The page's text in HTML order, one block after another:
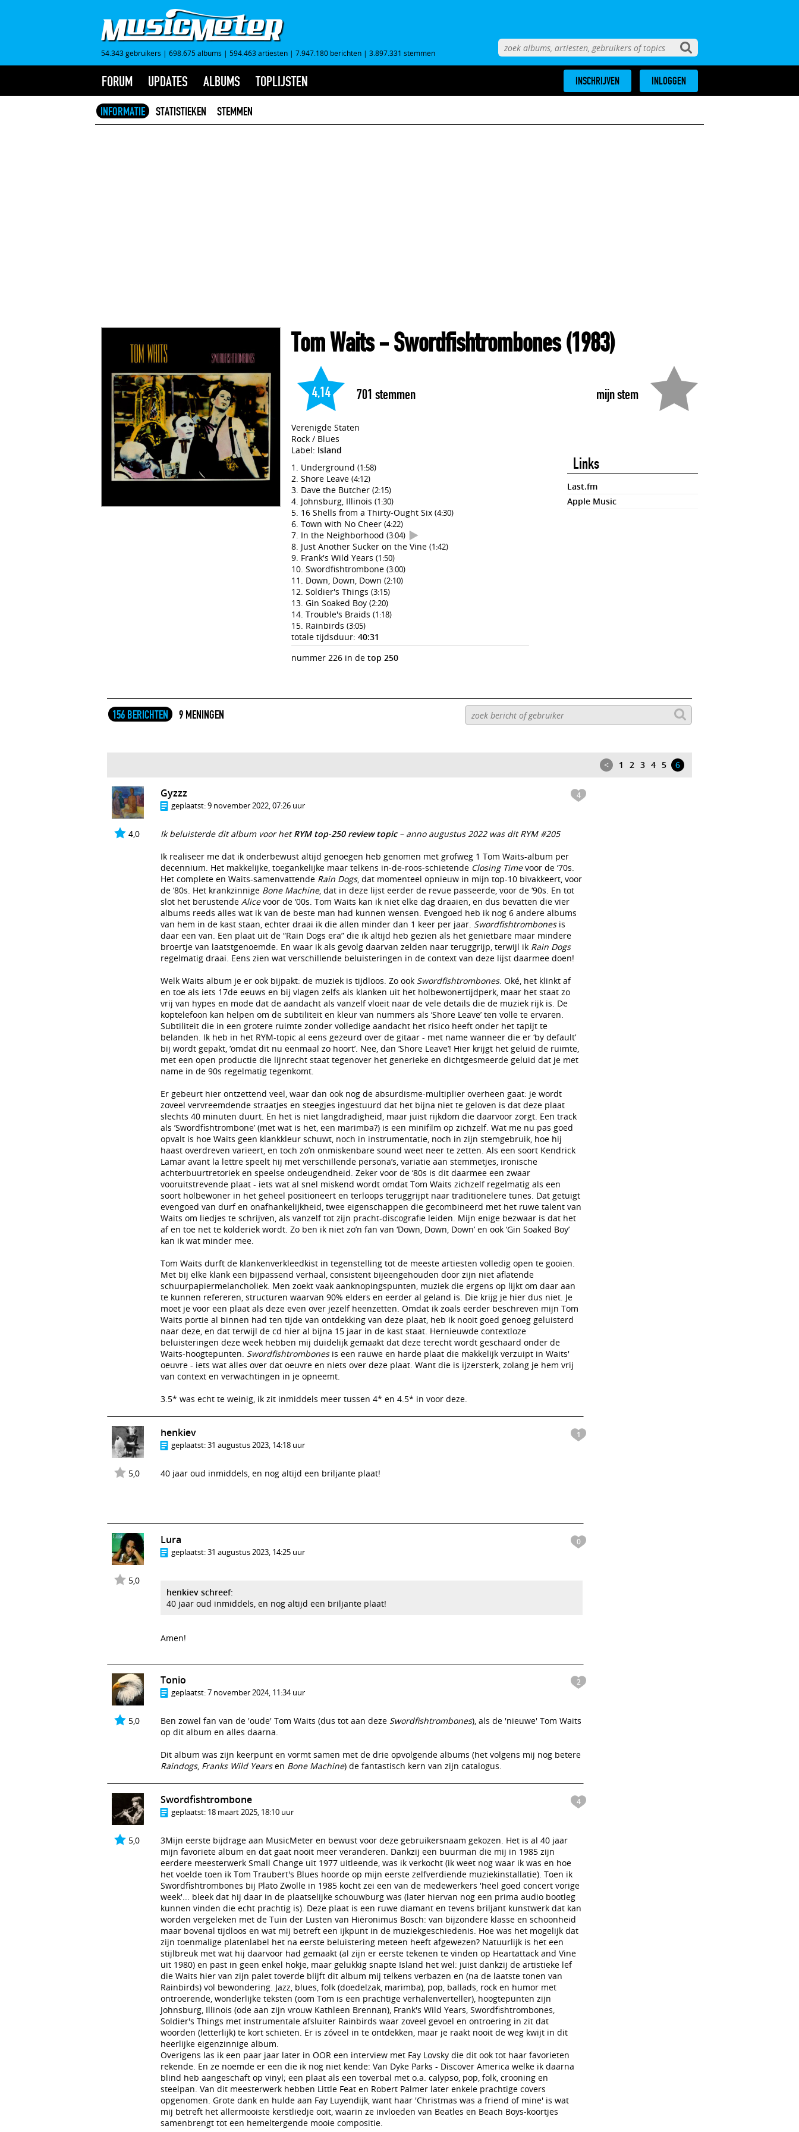
54.343 gebruikers | 698.675 albums | 594.463 artiesten | 7.947.180 berichten | 3.897.331 stemmen
FORUM UPDATES ALBUMS TOPLIJSTEN INSCHRIJVEN INLOGGEN
INFORMATIE STATISTIEKEN STEMMEN
Tom Waits- Swordfishtrombones(1983)
mijn stem
4,14 701 stemmen
Verenigde Staten
Rock / Blues
Label: Island
Underground (1:58)
Shore Leave (4:12)
Dave the Butcher (2:15)
Johnsburg, Illinois (1:30)
16 Shells from a Thirty-Ought Six (4:30)
Town with No Cheer (4:22)
In the Neighborhood (3:04)
Just Another Sucker on the Vine (1:42)
Frank's Wild Years (1:50)
Swordfishtrombone (3:00)
Down, Down, Down (2:10)
Soldier's Things (3:15)
Gin Soaked Boy (2:20)
Trouble's Braids (1:18)
Rainbirds (3:05)
totale tijdsduur: 40:31
nummer 226 in de top 250
Links
Last.fm
Apple Music
156 BERICHTEN 9 MENINGEN
< 1 2 3 4 5 6
4,0
4
Gyzzz
geplaatst:9 november 2022, 07:26 uur
Ik beluisterde dit album voor hetRYM top-250 review topic– anno augustus 2022 was dit RYM #205
Ik realiseer me dat ik onderbewust altijd genoegen heb genomen met grofweg 1 Tom Waits-album per
decennium. Het makkelijke, toegankelijke maar telkens in-de-roos-schietende Closing Timevoor de ‘70s.
Het complete en Waits-samenvattende Rain Dogs, dat momenteel opnieuw in mijn top-10 bivakkeert, voor
de ‘80s. Het krankzinnige Bone Machine, dat in deze lijst eerder de revue passeerde, voor de ‘90s. En tot
slot het berustende Alicevoor de ‘00s. Tom Waits kan ik niet elke dag draaien, en dus bevatten die vier
albums reeds alles wat ik van de beste man had kunnen wensen. Evengoed heb ik nog 6 andere albums
van hem in de kast staan, echter draai ik die allen minder dan 1 keer per jaar. Swordfishtrombonesis
daar een van. Een plaat uit de “Rain Dogs era” die ik altijd heb gezien als het genietbare maar mindere
broertje van laatstgenoemde. En waar ik als gevolg daarvan zelden naar teruggrijp, terwijl ik Rain Dogs
regelmatig draai. Eens zien wat verschillende beluisteringen in de context van deze lijst daarmee doen!
Welk Waits album je er ook bijpakt: de muziek is tijdloos. Zo ook Swordfishtrombones. Oké, het klinkt af
en toe als iets 17de eeuws en bij vlagen zelfs als klanken uit het holbewonertijdperk, maar het staat zo
vrij van hypes en mode dat de aandacht als vanzelf vloeit naar de vele details die de muziek rijk is. De
koptelefoon kan helpen om de subtiliteit en kleur van nummers als ‘Shore Leave’ ten volle te ervaren.
Subtiliteit die in een grotere ruimte zonder volledige aandacht het risico heeft onder het tapijt te
belanden. Ik heb in het RYM-topic al eens gezeurd over de gitaar - met name wanneer die er ‘by default’
bij wordt gepakt, ‘omdat dit nu eenmaal zo hoort’. Nee, dan ‘Shore Leave’! Hier krijgt het geluid de ruimte,
met een open productie die lijnrecht staat tegenover het generieke en dichtgesmeerde geluid dat je met
name in de 90s regelmatig tegenkomt.
Er gebeurt hier ontzettend veel, waar dan ook nog de absurdisme-multiplier overheen gaat: je wordt
zoveel vervreemdende straatjes en steegjes ingestuurd dat het bijna niet te geloven is dat deze plaat
slechts 40 minuten duurt. En het is niet langdradigheid, maar juist rijkdom die daarvoor zorgt. Een track
als ’Swordfishtrombone’ (met wat is het, een marimba?) is een minifilm op zichzelf. Wat me nu pas goed
opvalt is hoe Waits geen klankkleur schuwt, noch in instrumentatie, noch in zijn stemgebruik, hoe hij
haast overdreven varieert, en toch zo’n onmiskenbare sound weet neer te zetten. Als een soort Kendrick
Lamar avant la lettre speelt hij met verschillende persona’s, variatie aan stemmetjes, ironische
achterbuurtretoriek en speelse ondeugendheid. Zeker voor de ‘80s is dit daarmee een zwaar
vooruitstrevende plaat - iets wat al snel miskend wordt omdat Tom Waits zichzelf regelmatig als een
soort holbewoner in het geheel positioneert en terloops teruggrijpt naar traditionelere tunes. Dat getuigt
evengoed van durf en onafhankelijkheid, twee eigenschappen die gecombineerd met het ruwe talent van
Waits om liedjes te schrijven, als vanzelf tot zijn pracht-discografie leiden. Mijn enige bezwaar is dat het
af en toe net te kolderiek wordt. Zo ben ik niet zo’n fan van ‘Down, Down, Down’ en ook ‘Gin Soaked Boy’
kan ik wat minder mee.
Tom Waits durft de klankenverkleedkist in tegenstelling tot de meeste artiesten volledig open te gooien.
Met bij elke klank een bijpassend verhaal, consistent bijeengehouden door zijn niet aflatende
schuurpapiermelancholiek. Men zoekt vaak aanknopingspunten, muziek die ergens op lijkt om daar aan
te kunnen refereren, structuren waarvan 90% elders en eerder al geland is. Die krijg je hier dus niet. Je
moet je voor een plaat als deze even over jezelf heenzetten. Omdat ik zoals eerder beschreven mijn Tom
Waits portie al binnen had ten tijde van ontdekking van deze plaat, heb ik nooit goed genoeg geluisterd
naar deze, en dat terwijl de cd hier al bijna 15 jaar in de kast staat. Hernieuwde contextloze
beluisteringen deze week hebben mij duidelijk gemaakt dat deze terecht wordt geschaard onder de
Waits-hoogtepunten. Swordfishtrombonesis een rauwe en harde plaat die makkelijk verzuipt in Waits'
oeuvre - iets wat alles over dat oeuvre en niets over deze plaat. Want die is ijzersterk, zolang je hem vrij
van context en verwachtingen in je opneemt.
3.5* was echt te weinig, ik zit inmiddels meer tussen 4* en 4.5* in voor deze.
5,0
1
henkiev
geplaatst:31 augustus 2023, 14:18 uur
40 jaar oud inmiddels, en nog altijd een briljante plaat!
5,0
0
Lura
geplaatst:31 augustus 2023, 14:25 uur
henkiev schreef:
40 jaar oud inmiddels, en nog altijd een briljante plaat!
Amen!
5,0
2
Tonio
geplaatst:7 november 2024, 11:34 uur
Ben zowel fan van de 'oude' Tom Waits (dus tot aan deze Swordfishtrombones), als de 'nieuwe' Tom Waits
op dit album en alles daarna.
Dit album was zijn keerpunt en vormt samen met de drie opvolgende albums (het volgens mij nog betere
Raindogs, Franks Wild Yearsen Bone Machine) de fantastisch kern van zijn catalogus.
5,0
4
Swordfishtrombone
geplaatst: 18 maart 2025, 18:10 uur
3Mijn eerste bijdrage aan MusicMeter en bewust voor deze gebruikersnaam gekozen. Het is al 40 jaar
mijn favoriete album en dat gaat nooit meer veranderen. Dankzij een buurman die mij in 1985 zijn
eerdere meesterwerk Small Change uit 1977 uitleende, was ik verkocht (ik weet nog waar ik was en hoe
het voelde toen ik Tom Traubert's Blues hoorde op mijn eerste zelfverdiende muziekinstallatie). Toen ik
Swordfishtrombones bij Plato Zwolle in 1985 kocht zei een van de medewerkers 'heel goed concert vorige
week'... bleek dat hij daar in de plaatselijke schouwburg was (later hiervan nog een prima audio bootleg
kunnen vinden die echt prachtig is). Deze plaat is een ruwe diamant en tevens briljant kunstwerk dat kan
worden vergeleken met de Tuin der Lusten van Hiëronimus Bosch: van bijzondere klasse en schoonheid
maar bovenal tijdloos en wat mij betreft een ijkpunt in de muziekgeschiedenis. Hoe was het mogelijk dat
zijn toenmalige platenlabel het na eerste beluistering meteen heeft afgewezen? Natuurlijk is het een
stijlbreuk met wat hij daarvoor had gemaakt (al zijn er eerste tekenen te vinden op Heartattack and Vine
uit 1980) en past in geen enkel hokje, maar gelukkig snapte Island het wel: juist dankzij de artistieke lef
die Waits hier van zijn palet toverde blijft dit album mij telkens verbazen en (na de laatste tonen van
Rainbirds) vol bewondering. Jazz, blues, folk (doedelzak, marimba), pop, ballads, rock en humor met
ontroerende, wonderlijke teksten (oom Tom is een prachtige verhalenverteller), hoogtepunten zijn
Johnsburg, Illinois (ode aan zijn vrouw Kathleen Brennan), Frank's Wild Years, Swordfishtrombones,
Soldier's Things met instrumentale afsluiter Rainbirds waar zoveel gevoel en ontroering in zit dat
woorden (letterlijk) te kort schieten. Er is zóveel in te ontdekken, maar je raakt nooit de weg kwijt in dit
heerlijke eigenzinnige album.
Overigens las ik een paar jaar later in OOR een interview met Fay Lovsky die dit ook tot haar favorieten
rekende. En ze noemde er een die ik nog niet kende: Van Dyke Parks - Discover America welke ik daarna
blind heb aangeschaft op vinyl; een plaat als een toverbal met o.a. calypso, pop, folk, crooning en
steelpan. Van dit meesterwerk hebben Little Feat en Robert Palmer later enkele prachtige covers
opgenomen. Grote dank en hulde aan Fay Luyendijk, want haar 'Christmas was a friend of mine' is wat
mij betreft het allermooiste kerstliedje ooit, waarin ze invloeden van Beatles en Beach Boys-koortjes
samenbrengt tot een hemeltergende mooie compositie.